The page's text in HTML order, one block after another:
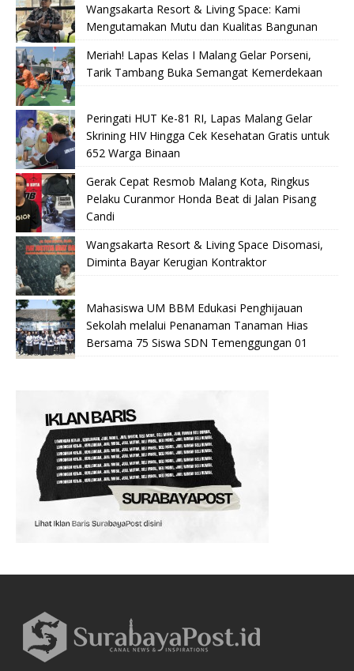
Wangsakarta Resort & Living Space: Kami
Mengutamakan Mutu dan Kualitas Bangunan
Meriah! Lapas Kelas I Malang Gelar Porseni,
Tarik Tambang Buka Semangat Kemerdekaan
Peringati HUT Ke-81 RI, Lapas Malang Gelar
Skrining HIV Hingga Cek Kesehatan Gratis untuk
652 Warga Binaan
Gerak Cepat Resmob Malang Kota, Ringkus
Pelaku Curanmor Honda Beat di Jalan Pisang
Candi
Wangsakarta Resort & Living Space Disomasi,
Diminta Bayar Kerugian Kontraktor
Mahasiswa UM BBM Edukasi Penghijauan
Sekolah melalui Penanaman Tanaman Hias
Bersama 75 Siswa SDN Temenggungan 01